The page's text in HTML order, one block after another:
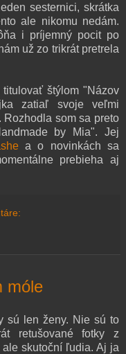
sesternici, skrátka
ale nikomu nedám.
i príjemný pocit po
už zo trikrát pretrela
štýlom "Názov
zatiaľ svoje veľmi
som sa preto
by Mia". Jej
a o novinkách sa
prebieha aj
móle
sú len ženy. Nie sú to
retušované fotky z
ale skutoční ľudia. Aj ja